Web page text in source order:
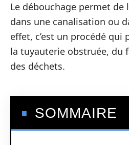
Le débouchage permet
dans une canalisation ou
effet, c’est un procédé qui
la tuyauterie obstruée, du
des déchets.
SOMMAIRE